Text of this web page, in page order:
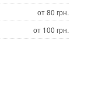
от 80 грн.
от 100 грн.